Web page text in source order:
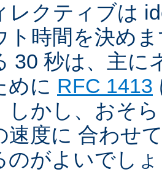
レクティブは
ト時間を決め
30 秒は、主に
めに RFC 1413
しかし、おそ
速度に 合わせ
のがよいでし